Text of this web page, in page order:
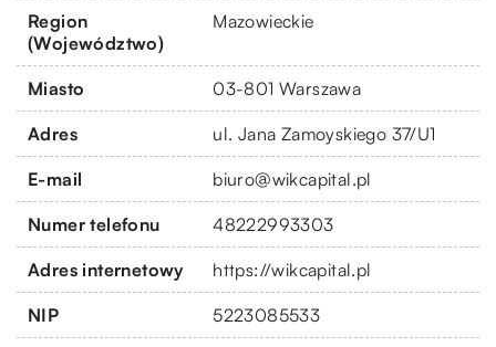
Region
(Województwo)
Mazowieckie
Miasto 03-801 Warszawa
Adres ul. Jana Zamoyskiego 37/U1
E-mail biuro@wikcapital.pl
Numer telefonu 48222993303
Adres internetowy https://wikcapital.pl
NIP 5223085533